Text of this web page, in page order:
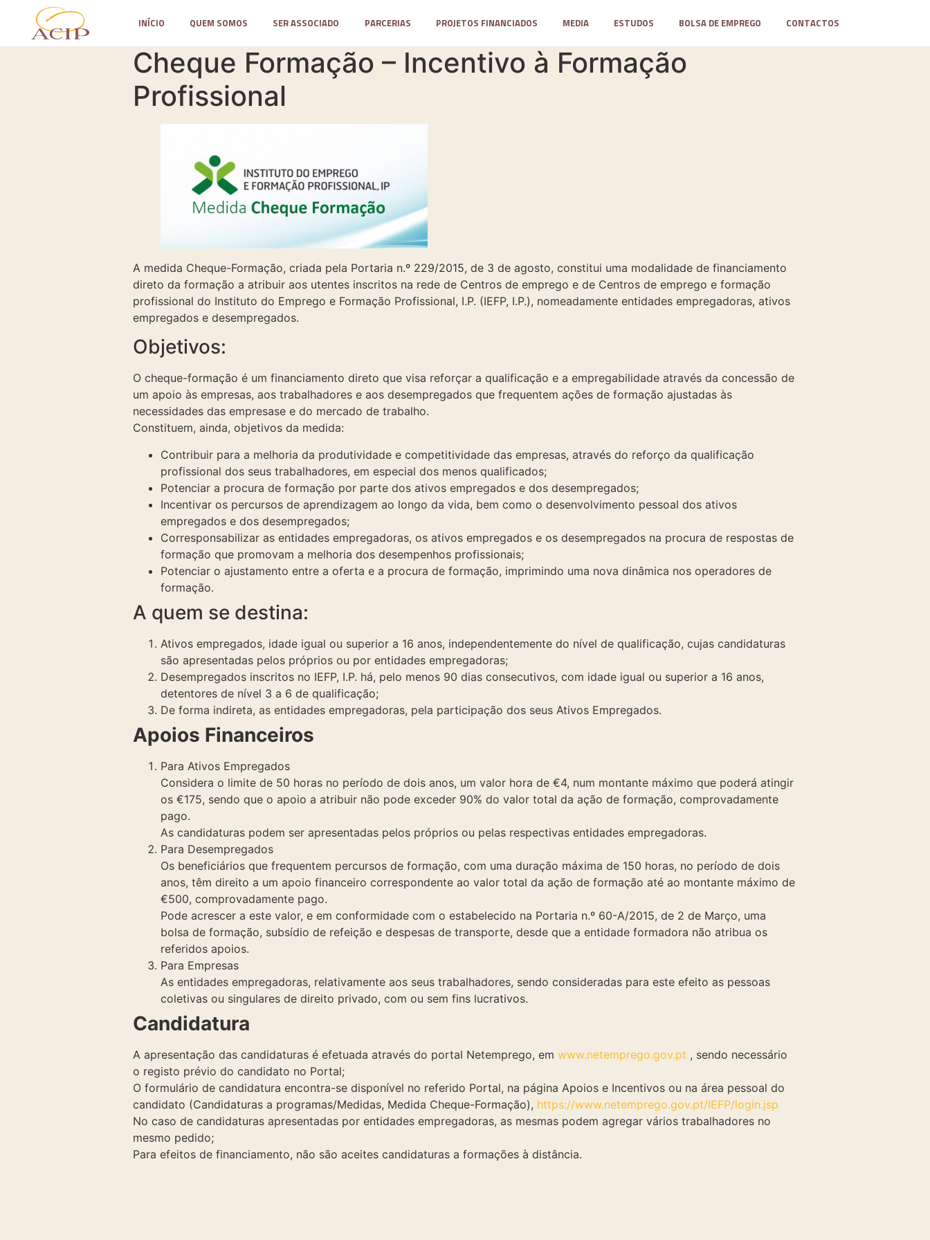
INÍCIO QUEM SOMOS SER ASSOCIADO PARCERIAS PROJETOS FINANCIADOS MEDIA ESTUDOS BOLSA DE EMPREGO CONTACTOS
Cheque Formação – Incentivo à Formação
Profissional
A medida Cheque-Formação, criada pela Portaria n.º 229/2015, de 3 de agosto, constitui uma modalidade de financiamento
direto da formação a atribuir aos utentes inscritos na rede de Centros de emprego e de Centros de emprego e formação
profissional do Instituto do Emprego e Formação Profissional, I.P. (IEFP, I.P.), nomeadamente entidades empregadoras, ativos
empregados e desempregados.
Objetivos:
O cheque-formação é um financiamento direto que visa reforçar a qualificação e a empregabilidade através da concessão de
um apoio às empresas, aos trabalhadores e aos desempregados que frequentem ações de formação ajustadas às
necessidades das empresase e do mercado de trabalho.
Constituem, ainda, objetivos da medida:
Contribuir para a melhoria da produtividade e competitividade das empresas, através do reforço da qualificação
profissional dos seus trabalhadores, em especial dos menos qualificados;
Potenciar a procura de formação por parte dos ativos empregados e dos desempregados;
Incentivar os percursos de aprendizagem ao longo da vida, bem como o desenvolvimento pessoal dos ativos
empregados e dos desempregados;
Corresponsabilizar as entidades empregadoras, os ativos empregados e os desempregados na procura de respostas de
formação que promovam a melhoria dos desempenhos profissionais;
Potenciar o ajustamento entre a oferta e a procura de formação, imprimindo uma nova dinâmica nos operadores de
formação.
A quem se destina:
Ativos empregados, idade igual ou superior a 16 anos, independentemente do nível de qualificação, cujas candidaturas
são apresentadas pelos próprios ou por entidades empregadoras;
Desempregados inscritos no IEFP, I.P. há, pelo menos 90 dias consecutivos, com idade igual ou superior a 16 anos,
detentores de nível 3 a 6 de qualificação;
De forma indireta, as entidades empregadoras, pela participação dos seus Ativos Empregados.
Apoios Financeiros
Para Ativos Empregados
Considera o limite de 50 horas no período de dois anos, um valor hora de €4, num montante máximo que poderá atingir
os €175, sendo que o apoio a atribuir não pode exceder 90% do valor total da ação de formação, comprovadamente
pago.
As candidaturas podem ser apresentadas pelos próprios ou pelas respectivas entidades empregadoras.
Para Desempregados
Os beneficiários que frequentem percursos de formação, com uma duração máxima de 150 horas, no período de dois
anos, têm direito a um apoio financeiro correspondente ao valor total da ação de formação até ao montante máximo de
€500, comprovadamente pago.
Pode acrescer a este valor, e em conformidade com o estabelecido na Portaria n.º 60-A/2015, de 2 de Março, uma
bolsa de formação, subsídio de refeição e despesas de transporte, desde que a entidade formadora não atribua os
referidos apoios.
Para Empresas
As entidades empregadoras, relativamente aos seus trabalhadores, sendo consideradas para este efeito as pessoas
coletivas ou singulares de direito privado, com ou sem fins lucrativos.
Candidatura
A apresentação das candidaturas é efetuada através do portal Netemprego, em www.netemprego.gov.pt , sendo necessário
o registo prévio do candidato no Portal;
O formulário de candidatura encontra-se disponível no referido Portal, na página Apoios e Incentivos ou na área pessoal do
candidato (Candidaturas a programas/Medidas, Medida Cheque-Formação), https://www.netemprego.gov.pt/IEFP/login.jsp
No caso de candidaturas apresentadas por entidades empregadoras, as mesmas podem agregar vários trabalhadores no
mesmo pedido;
Para efeitos de financiamento, não são aceites candidaturas a formações à distância.